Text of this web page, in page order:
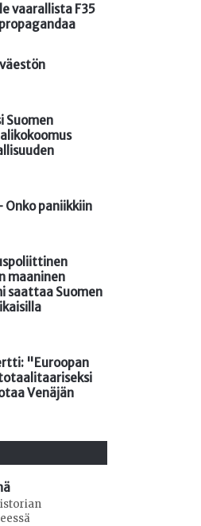
vaarallista F35
Suomen
Onko paniikkiin
maaninen
saattaa Suomen
"Euroopan
Venäjän